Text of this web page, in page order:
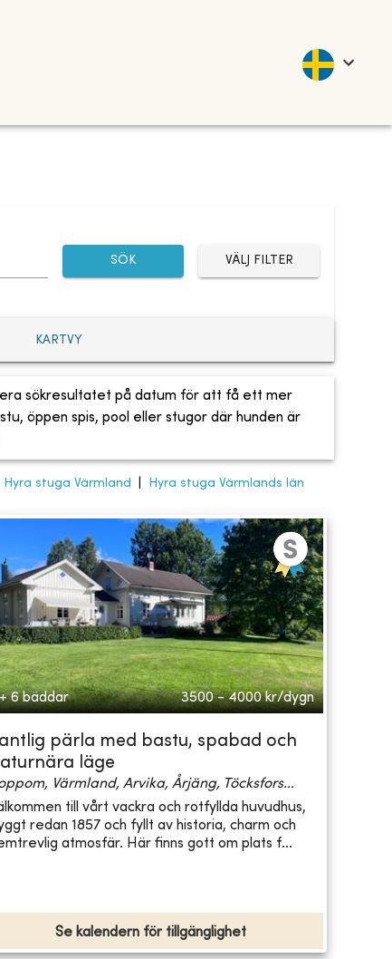
SÖK VÄLJ FILTER
KARTVY
sökresultatet på datum för att få ett mer
öppen spis, pool eller stugor där hunden är
Hyra stuga Värmland Hyra stuga Värmlands län
6 bäddar 3500 - 4000 kr/dygn
pärla med bastu, spabad och
läge
Värmland, Arvika, Årjäng, Töcksfors...
till vårt vackra och rotfyllda huvudhus,
redan 1857 och fyllt av historia, charm och
atmosfär. Här finns gott om plats f...
Se kalendern för tillgänglighet